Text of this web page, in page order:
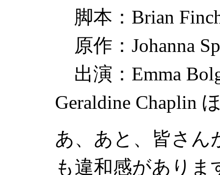
脚本： Brian
原作： Johanna
出演： Emma
Geraldine Chaplin
あ、あと、皆さん
も違和感があり